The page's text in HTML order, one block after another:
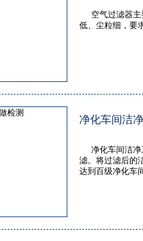
空气过滤器
低、尘粒细，要
净化车间洁
净化车间洁
滤。将过滤后的
达到百级净化车